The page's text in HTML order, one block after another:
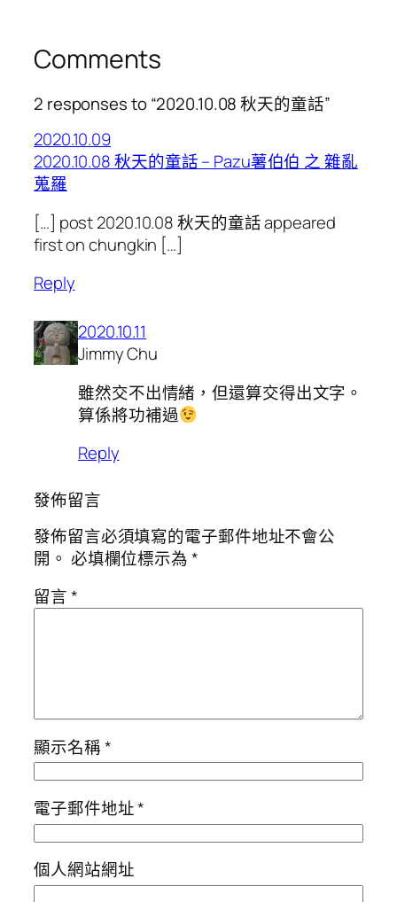
Comments
2 responses to “2020.10.08 秋天的童話”
2020.10.09
2020.10.08 秋天的童話 – Pazu薯伯伯 之 雜亂
蒐羅
[…] post 2020.10.08 秋天的童話 appeared
first on chungkin […]
Reply
2020.10.11
Jimmy Chu
雖然交不出情緒，但還算交得出文字。
算係將功補過
Reply
發佈留言
發佈留言必須填寫的電子郵件地址不會公
開。 必填欄位標示為*
留言*
顯示名稱*
電子郵件地址*
個人網站網址